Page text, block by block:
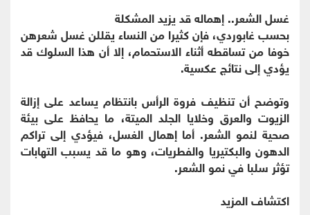
غسل الشعر.. إهماله قد يزيد المشكلة
بحسب غابوردي، فإن كثيرا من النساء يقللن غسل شعرهن
خوفا من تساقطه أثناء الاستحمام، إلا أن هذا السلوك قد
يؤدي إلى نتائج عكسية.
وتوضح أن تنظيف فروة الرأس بانتظام يساعد على إزالة
الزيوت والعرق وخلايا الجلد الميتة، ما يحافظ على بيئة
صحية لنمو الشعر. أما إهمال الغسل، فيؤدي إلى تراكم
الدهون والبكتيريا والفطريات، وهو ما قد يسبب التهابات
تؤثر سلبا في نمو الشعر.
اكتشاف المزيد